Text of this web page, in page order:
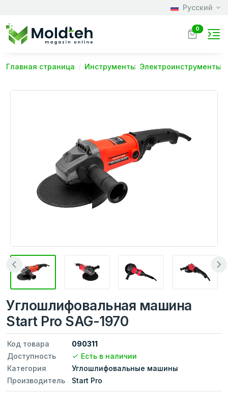
Русский
0
Главная страница Инструменты Электроинструменты
Углошлифовальная машина
Start Pro SAG-1970
Код товара
090311
Доступность
Есть в наличии
Категория
Углошлифовальные машины
Производитель
Start Pro